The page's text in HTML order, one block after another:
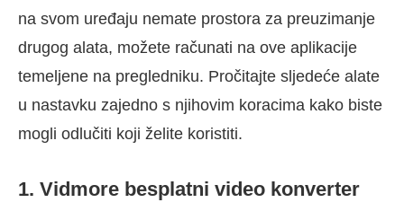
na svom uređaju nemate prostora za preuzimanje
drugog alata, možete računati na ove aplikacije
temeljene na pregledniku. Pročitajte sljedeće alate
u nastavku zajedno s njihovim koracima kako biste
mogli odlučiti koji želite koristiti.
1. Vidmore besplatni video konverter